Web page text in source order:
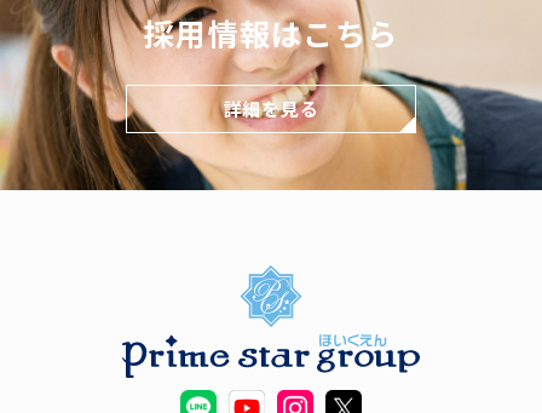
採用情報はこちら
詳細を見る